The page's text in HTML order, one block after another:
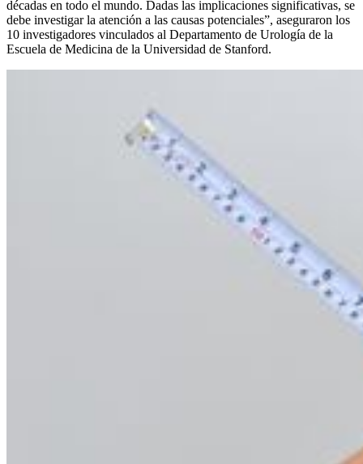
décadas en todo el mundo. Dadas las implicaciones significativas, se
debe investigar la atención a las causas potenciales”, aseguraron los
10 investigadores vinculados al Departamento de Urología de la
Escuela de Medicina de la Universidad de Stanford.